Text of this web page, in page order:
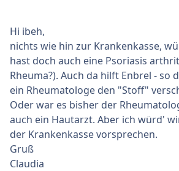
Hi ibeh,
nichts wie hin zur Krankenkasse,
hast doch auch eine Psoriasis
Rheuma?). Auch da hilft Enbrel - so
ein Rheumatologe den "Stoff"
Oder war es bisher der
auch ein Hautarzt. Aber ich würd'
der Krankenkasse vorsprechen.
Gruß
Claudia